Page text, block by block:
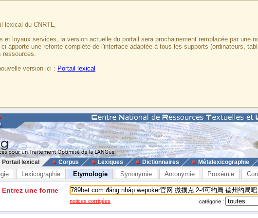
lexical du CNRTL,
et loyaux services, la version actuelle du portail sera prochainement remplacée par une
ci apporte une refonte complète de l'interface adaptée à tous les supports (ordinateurs,
ressources.
version ici : Portail lexical
Portail lexical Corpus Lexiques Dictionnaires Métalexicographie
Lexicographie Etymologie Synonymie Antonymie Proxémie
Entrez une forme
notices corrigées catégorie :